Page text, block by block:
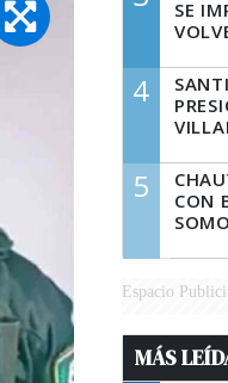
SE
4
5
CON
Espacio
MÁS